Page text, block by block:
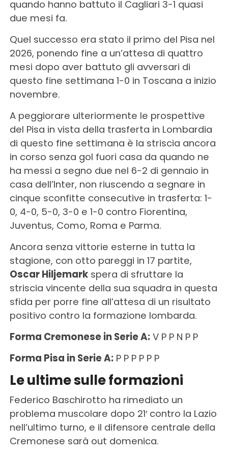
quando hanno battuto il Cagliari 3-1 quasi
due mesi fa.
Quel successo era stato il primo del Pisa nel
2026, ponendo fine a un’attesa di quattro
mesi dopo aver battuto gli avversari di
questo fine settimana 1-0 in Toscana a inizio
novembre.
A peggiorare ulteriormente le prospettive
del Pisa in vista della trasferta in Lombardia
di questo fine settimana è la striscia ancora
in corso senza gol fuori casa da quando ne
ha messi a segno due nel 6-2 di gennaio in
casa dell’Inter, non riuscendo a segnare in
cinque sconfitte consecutive in trasferta: 1-
0, 4-0, 5-0, 3-0 e 1-0 contro Fiorentina,
Juventus, Como, Roma e Parma.
Ancora senza vittorie esterne in tutta la
stagione, con otto pareggi in 17 partite,
Oscar Hiljemarkspera di sfruttare la
striscia vincente della sua squadra in questa
sfida per porre fine all’attesa di un risultato
positivo contro la formazione lombarda.
Forma Cremonese in Serie A:V P P N P P
Forma Pisa in Serie A:P P P P P P
Le ultime sulle formazioni
Federico Baschirotto ha rimediato un
problema muscolare dopo 21′ contro la Lazio
nell’ultimo turno, e il difensore centrale della
Cremonese sarà out domenica.